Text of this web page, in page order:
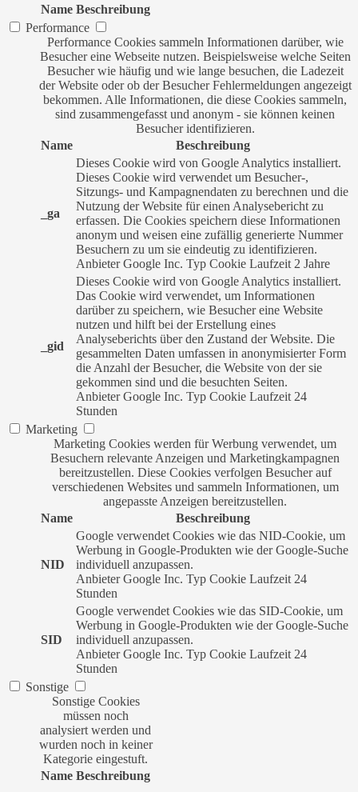
Name Beschreibung
Performance
Performance Cookies sammeln Informationen darüber, wie
Besucher eine Webseite nutzen. Beispielsweise welche Seiten
Besucher wie häufig und wie lange besuchen, die Ladezeit
der Website oder ob der Besucher Fehlermeldungen angezeigt
bekommen. Alle Informationen, die diese Cookies sammeln,
sind zusammengefasst und anonym - sie können keinen
Besucher identifizieren.
Name
Beschreibung
_ga
Dieses Cookie wird von Google Analytics installiert.
Dieses Cookie wird verwendet um Besucher-,
Sitzungs- und Kampagnendaten zu berechnen und die
Nutzung der Website für einen Analysebericht zu
erfassen. Die Cookies speichern diese Informationen
anonym und weisen eine zufällig generierte Nummer
Besuchern zu um sie eindeutig zu identifizieren.
Anbieter Google Inc. Typ Cookie Laufzeit 2 Jahre
_gid
Dieses Cookie wird von Google Analytics installiert.
Das Cookie wird verwendet, um Informationen
darüber zu speichern, wie Besucher eine Website
nutzen und hilft bei der Erstellung eines
Analyseberichts über den Zustand der Website. Die
gesammelten Daten umfassen in anonymisierter Form
die Anzahl der Besucher, die Website von der sie
gekommen sind und die besuchten Seiten.
Anbieter Google Inc. Typ Cookie Laufzeit 24
Stunden
Marketing
Marketing Cookies werden für Werbung verwendet, um
Besuchern relevante Anzeigen und Marketingkampagnen
bereitzustellen. Diese Cookies verfolgen Besucher auf
verschiedenen Websites und sammeln Informationen, um
angepasste Anzeigen bereitzustellen.
Name
Beschreibung
NID
Google verwendet Cookies wie das NID-Cookie, um
Werbung in Google-Produkten wie der Google-Suche
individuell anzupassen.
Anbieter Google Inc. Typ Cookie Laufzeit 24
Stunden
SID
Google verwendet Cookies wie das SID-Cookie, um
Werbung in Google-Produkten wie der Google-Suche
individuell anzupassen.
Anbieter Google Inc. Typ Cookie Laufzeit 24
Stunden
Sonstige
Sonstige Cookies
müssen noch
analysiert werden und
wurden noch in keiner
Kategorie eingestuft.
Name Beschreibung